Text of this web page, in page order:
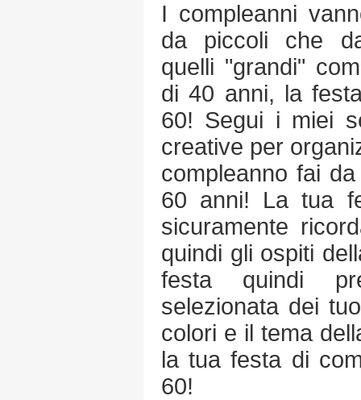
I compleanni
da piccoli che
quelli "grandi"
di 40 anni, la
60! Segui i miei
creative per
compleanno fai
60 anni! La tua
sicuramente
quindi gli ospiti
festa quindi
selezionata dei
colori e il tema
la tua festa di
60!